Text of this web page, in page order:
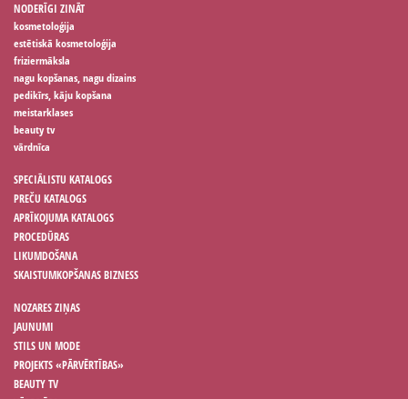
NODERĪGI ZINĀT
kosmetoloģija
estētiskā kosmetoloģija
friziermāksla
nagu kopšanas, nagu dizains
pedikīrs, kāju kopšana
meistarklases
beauty tv
vārdnīca
SPECIĀLISTU KATALOGS
PREČU KATALOGS
APRĪKOJUMA KATALOGS
PROCEDŪRAS
LIKUMDOŠANA
SKAISTUMKOPŠANAS BIZNESS
NOZARES ZIŅAS
JAUNUMI
STILS UN MODE
PROJEKTS «PĀRVĒRTĪBAS»
BEAUTY TV